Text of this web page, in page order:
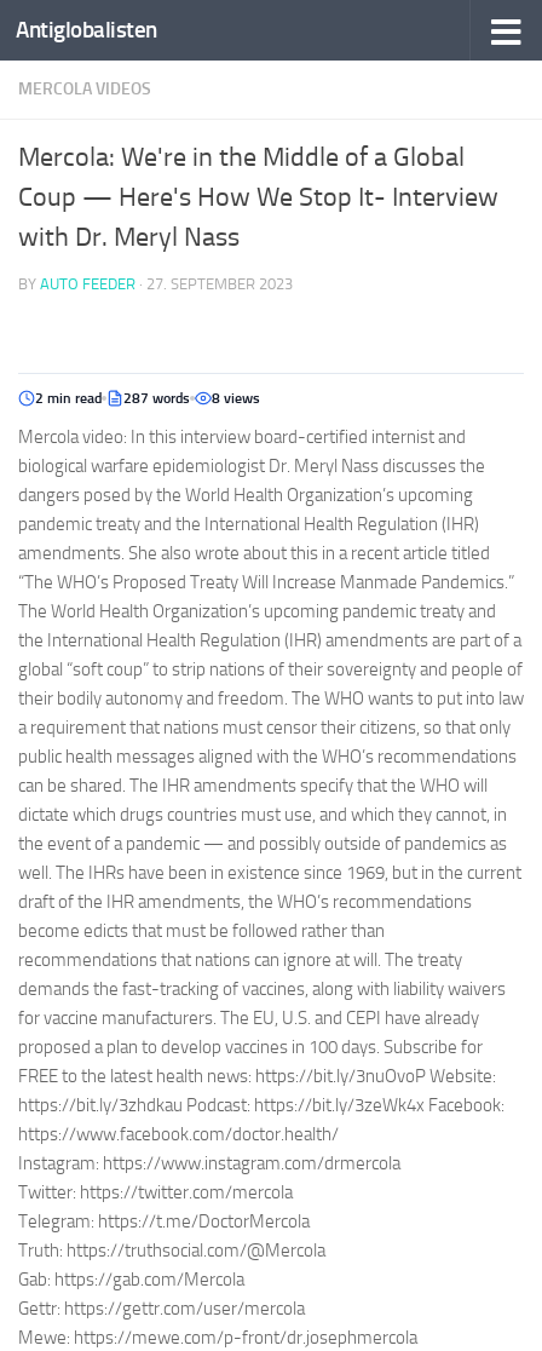
Antiglobalisten
MERCOLA VIDEOS
Mercola: We're in the Middle of a Global
Coup — Here's How We Stop It- Interview
with Dr. Meryl Nass
BY AUTO FEEDER · 27. SEPTEMBER 2023
2 min read 287 words 8 views
Mercola video: In this interview board-certified internist and
biological warfare epidemiologist Dr. Meryl Nass discusses the
dangers posed by the World Health Organization’s upcoming
pandemic treaty and the International Health Regulation (IHR)
amendments. She also wrote about this in a recent article titled
“The WHO’s Proposed Treaty Will Increase Manmade Pandemics.”
The World Health Organization’s upcoming pandemic treaty and
the International Health Regulation (IHR) amendments are part of a
global “soft coup” to strip nations of their sovereignty and people of
their bodily autonomy and freedom. The WHO wants to put into law
a requirement that nations must censor their citizens, so that only
public health messages aligned with the WHO’s recommendations
can be shared. The IHR amendments specify that the WHO will
dictate which drugs countries must use, and which they cannot, in
the event of a pandemic — and possibly outside of pandemics as
well. The IHRs have been in existence since 1969, but in the current
draft of the IHR amendments, the WHO’s recommendations
become edicts that must be followed rather than
recommendations that nations can ignore at will. The treaty
demands the fast-tracking of vaccines, along with liability waivers
for vaccine manufacturers. The EU, U.S. and CEPI have already
proposed a plan to develop vaccines in 100 days. Subscribe for
FREE to the latest health news: https://bit.ly/3nuOvoP Website:
https://bit.ly/3zhdkau Podcast: https://bit.ly/3zeWk4x Facebook:
https://www.facebook.com/doctor.health/
Instagram: https://www.instagram.com/drmercola
Twitter: https://twitter.com/mercola
Telegram: https://t.me/DoctorMercola
Truth: https://truthsocial.com/@Mercola
Gab: https://gab.com/Mercola
Gettr: https://gettr.com/user/mercola
Mewe: https://mewe.com/p-front/dr.josephmercola